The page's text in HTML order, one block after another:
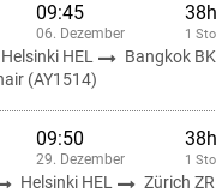
09:45
06. Dezember 1
Helsinki HEL
Bangkok
(AY1514)
09:50
29. Dezember 1
Helsinki HEL
Zürich